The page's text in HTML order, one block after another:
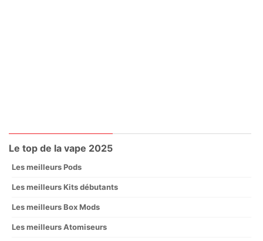
Le top de la vape 2025
Les meilleurs Pods
Les meilleurs Kits débutants
Les meilleurs Box Mods
Les meilleurs Atomiseurs